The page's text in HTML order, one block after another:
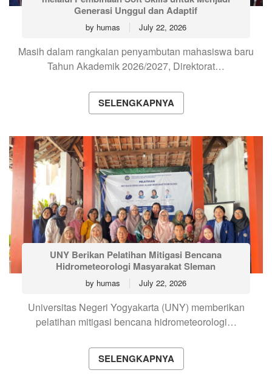
Generasi Unggul dan Adaptif
by humas July 22, 2026
Masih dalam rangkaian penyambutan mahasiswa baru
Tahun Akademik 2026/2027, Direktorat…
SELENGKAPNYA
UNY Berikan Pelatihan Mitigasi Bencana
Hidrometeorologi Masyarakat Sleman
by humas July 22, 2026
Universitas Negeri Yogyakarta (UNY) memberikan
pelatihan mitigasi bencana hidrometeorologi…
SELENGKAPNYA